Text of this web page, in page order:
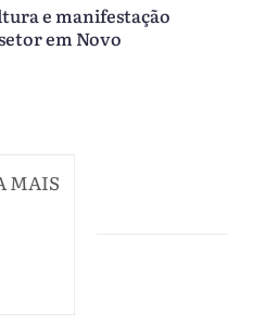
e manifestação
em Novo
MAIS